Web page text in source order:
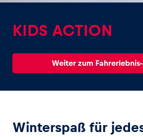
Erlebnisse
KIDS ACTION
Weiter zum
Winterspaß für